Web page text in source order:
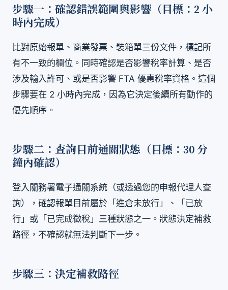
步驟一：確認錯誤範圍與影響（目標：2 小
時內完成）
比對原始報單、商業發票、裝箱單三份文件，標記所
有不一致的欄位。同時確認是否影響稅率計算、是否
涉及輸入許可、或是否影響 FTA 優惠稅率資格。這個
步驟要在 2 小時內完成，因為它決定後續所有動作的
優先順序。
步驟二：查詢目前通關狀態（目標：30 分
鐘內確認）
登入關務署電子通關系統（或透過您的申報代理人查
詢），確認報單目前屬於「進倉未放行」、「已放
行」或「已完成徵稅」三種狀態之一。狀態決定補救
路徑，不確認就無法判斷下一步。
步驟三：決定補救路徑